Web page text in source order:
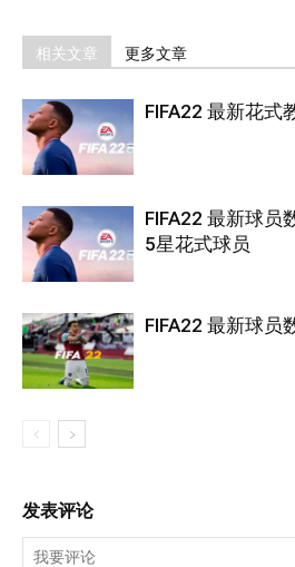
相关文章 更多文章
FIFA22 最新花式
FIFA22 最新球员
5星花式球员
FIFA22 最新球员
发表评论